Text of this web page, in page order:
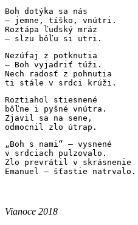
Boh dotýka sa nás
– jemne, tíško, vnútri.
Roztápa ľudský mráz
– slzu bôľu si utri.
Nezúfaj z potknutia
– Boh vyjadriť túži.
Nech radosť z pohnutia
ti stále v srdci krúži.
Roztiahol stiesnené
bôľne i pyšné vnútra.
Zjavil sa na sene,
odmocnil zlo útrap.
„Boh s nami“ – vysnené
v srdciach pulzovalo.
Zlo prevrátil v skrásnenie
Emanuel – šťastie natrvalo.
Vianoce 2018